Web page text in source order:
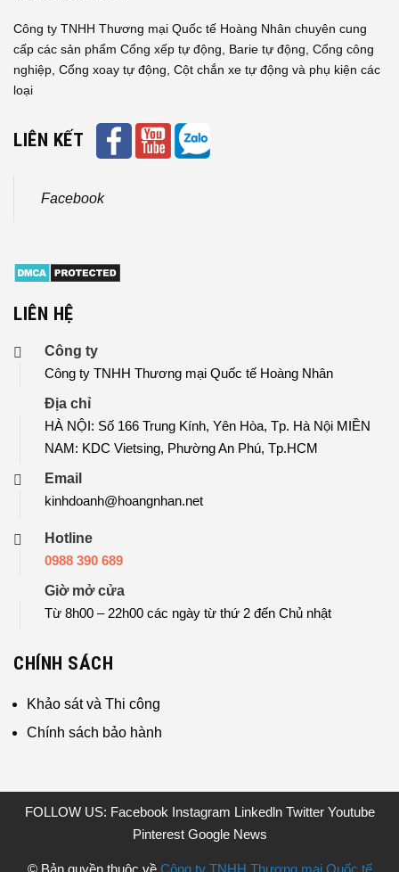
Công ty TNHH Thương mại Quốc tế Hoàng Nhân chuyên cung
cấp các sản phẩm Cổng xếp tự động, Barie tự động, Cổng công
nghiệp, Cổng xoay tự động, Cột chắn xe tự động và phụ kiện các
loại
LIÊN KẾT
Facebook
LIÊN HỆ
Công ty
Công ty TNHH Thương mại Quốc tế Hoàng Nhân
Địa chỉ
HÀ NỘI: Số 166 Trung Kính, Yên Hòa, Tp. Hà Nội MIỀN
NAM: KDC Vietsing, Phường An Phú, Tp.HCM
Email
kinhdoanh@hoangnhan.net
Hotline
0988 390 689
Giờ mở cửa
Từ 8h00 – 22h00 các ngày từ thứ 2 đến Chủ nhật
CHÍNH SÁCH
Khảo sát và Thi công
Chính sách bảo hành
FOLLOW US: Facebook Instagram Linkedln Twitter Youtube
Pinterest Google News